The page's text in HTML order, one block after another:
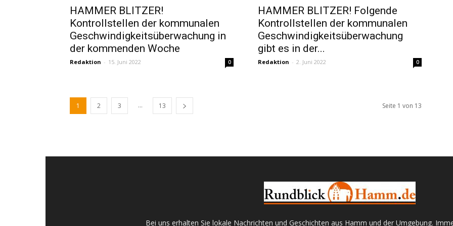
HAMMER BLITZER!
Kontrollstellen der kommunalen
Geschwindigkeitsüberwachung in
der kommenden Woche
Redaktion - 15. Juni 2022 0
HAMMER BLITZER! Folgende
Kontrollstellen der kommunalen
Geschwindigkeitsüberwachung
gibt es in der...
Redaktion - 2. Juni 2022 0
1 2 3 ... 13 Seite 1 von 13
Bei uns erhalten Sie lokale Nachrichten und Geschichten aus Hamm und der Umgebung.